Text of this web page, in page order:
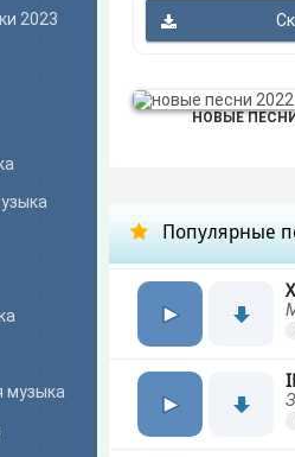
2023
музыка
НОВЫЕ
Популярные